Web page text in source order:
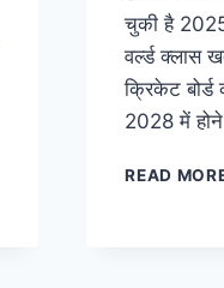
चुकी है
वर्ल्ड क्लास
क्रिकेट
2028 में
READ